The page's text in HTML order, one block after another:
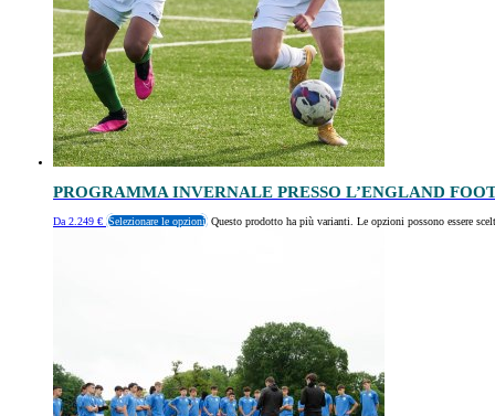
PROGRAMMA INVERNALE PRESSO L’ENGLAND
Da 2.249 € Selezionare le opzioni Questo prodotto ha più varianti. Le opzioni possono essere